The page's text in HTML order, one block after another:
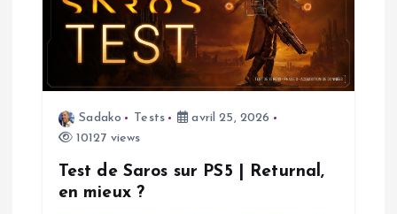
Sadako Tests
avril 25, 2026
10127 views
Test de Saros sur PS5 | Returnal,
en mieux ?